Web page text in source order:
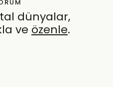
dünyalar,
ve özenle.